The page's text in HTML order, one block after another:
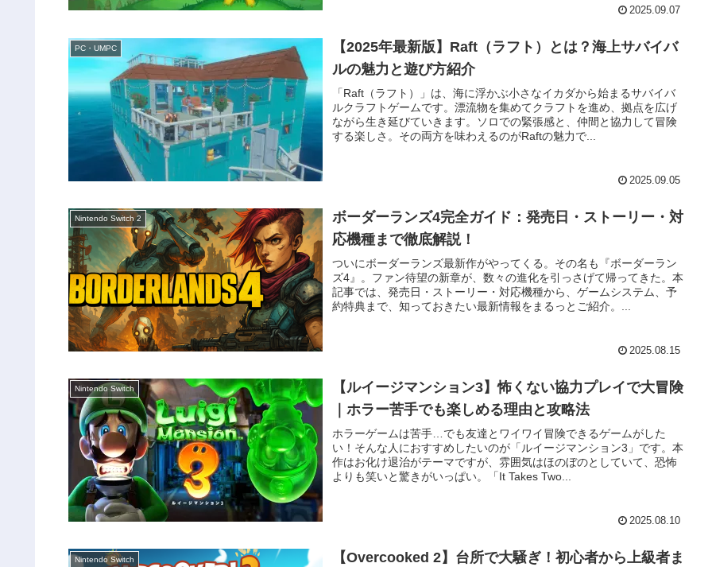
2025.09.07
PC・UMPC
【2025年最新版】Raft（ラフト）とは？海上サバイバ
ルの魅力と遊び方紹介
「Raft（ラフト）」は、海に浮かぶ小さなイカダから始まるサバイバ
ルクラフトゲームです。漂流物を集めてクラフトを進め、拠点を広げ
ながら生き延びていきます。ソロでの緊張感と、仲間と協力して冒険
する楽しさ。その両方を味わえるのがRaftの魅力で...
2025.09.05
Nintendo Switch 2
ボーダーランズ4完全ガイド：発売日・ストーリー・対
応機種まで徹底解説！
ついにボーダーランズ最新作がやってくる。その名も『ボーダーラン
ズ4』。ファン待望の新章が、数々の進化を引っさげて帰ってきた。本
記事では、発売日・ストーリー・対応機種から、ゲームシステム、予
約特典まで、知っておきたい最新情報をまるっとご紹介。...
2025.08.15
Nintendo Switch
【ルイージマンション3】怖くない協力プレイで大冒険
｜ホラー苦手でも楽しめる理由と攻略法
ホラーゲームは苦手…でも友達とワイワイ冒険できるゲームがした
い！そんな人におすすめしたいのが「ルイージマンション3」です。本
作はお化け退治がテーマですが、雰囲気はほのぼのとしていて、恐怖
よりも笑いと驚きがいっぱい。「It Takes Two...
2025.08.10
Nintendo Switch
【Overcooked 2】台所で大騒ぎ！初心者から上級者ま